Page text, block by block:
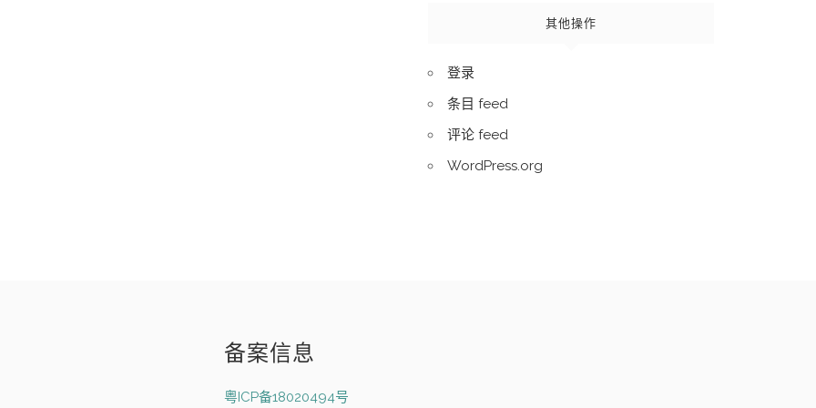
其他操作
登录
条目 feed
评论 feed
WordPress.org
备案信息
粤ICP备18020494号